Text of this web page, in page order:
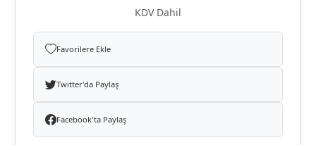
KDV Dahil
Favorilere Ekle
Twitter'da Paylaş
Facebook'ta Paylaş